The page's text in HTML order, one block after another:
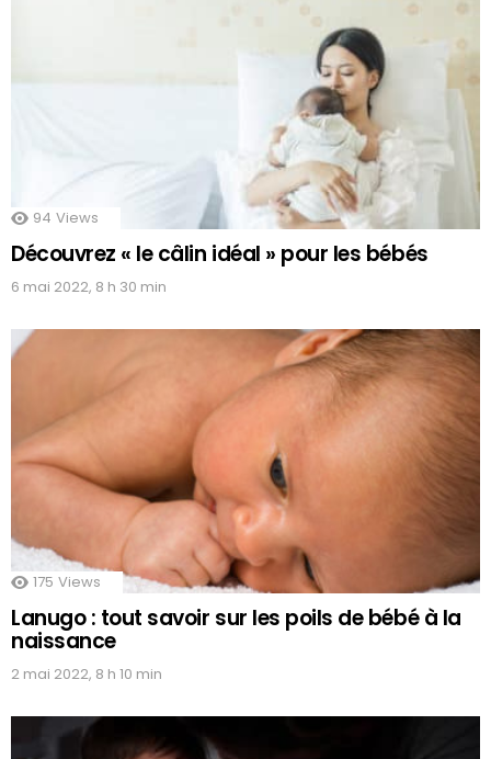
94 Views
Découvrez « le câlin idéal » pour les bébés
6 mai 2022, 8 h 30 min
175 Views
Lanugo : tout savoir sur les poils de bébé à la
naissance
2 mai 2022, 8 h 10 min